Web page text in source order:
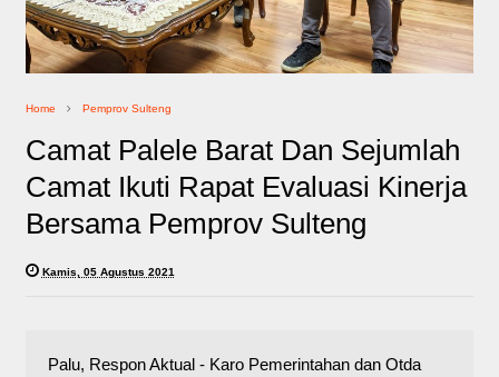
Home Pemprov Sulteng
Camat Palele Barat Dan Sejumlah
Camat Ikuti Rapat Evaluasi Kinerja
Bersama Pemprov Sulteng
Kamis, 05 Agustus 2021
Palu, Respon Aktual - Karo Pemerintahan dan Otda